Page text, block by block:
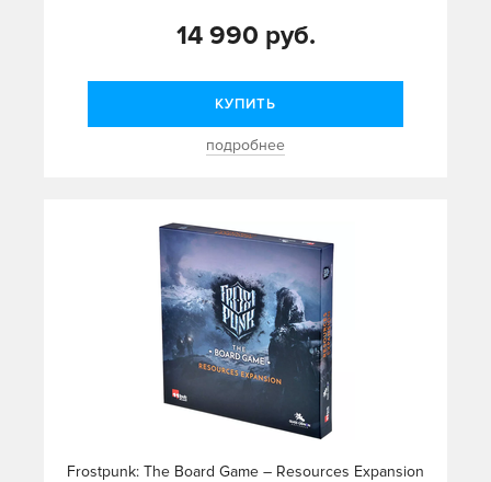
14 990 руб.
КУПИТЬ
подробнее
Frostpunk: The Board Game – Resources Expansion